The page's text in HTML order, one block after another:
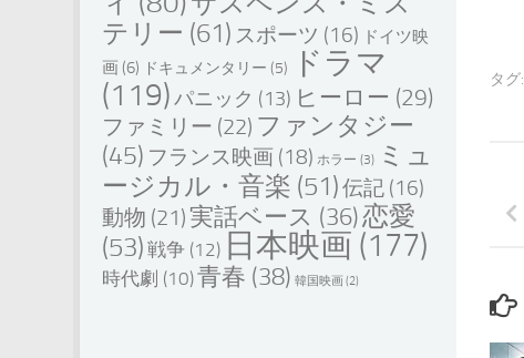
タグ:
テリー (61) スポーツ (16) ドイツ映
画 (6) ドキュメンタリー (5)
ドラマ
(119)パニック (13) ヒーロー (29)
ファミリー (22) ファンタジー
(45) フランス映画 (18) ホラー (3)
ミュ
ージカル・音楽 (51)伝記 (16)
動物 (21) 実話ベース (36)恋愛
(53) 戦争 (12) 日本映画 (177)
時代劇 (10)青春 (38) 韓国映画 (2)